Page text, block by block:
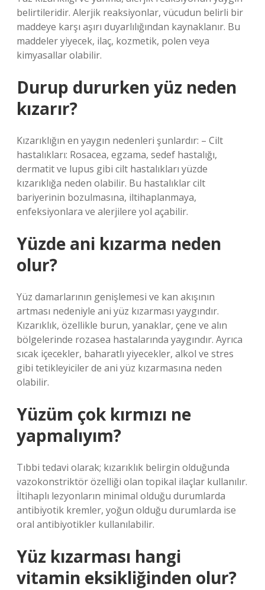
belirtileridir. Alerjik reaksiyonlar, vücudun belirli bir
maddeye karşı aşırı duyarlılığından kaynaklanır. Bu
maddeler yiyecek, ilaç, kozmetik, polen veya
kimyasallar olabilir.
Durup dururken yüz neden
kızarır?
Kızarıklığın en yaygın nedenleri şunlardır: – Cilt
hastalıkları: Rosacea, egzama, sedef hastalığı,
dermatit ve lupus gibi cilt hastalıkları yüzde
kızarıklığa neden olabilir. Bu hastalıklar cilt
bariyerinin bozulmasına, iltihaplanmaya,
enfeksiyonlara ve alerjilere yol açabilir.
Yüzde ani kızarma neden
olur?
Yüz damarlarının genişlemesi ve kan akışının
artması nedeniyle ani yüz kızarması yaygındır.
Kızarıklık, özellikle burun, yanaklar, çene ve alın
bölgelerinde rozasea hastalarında yaygındır. Ayrıca
sıcak içecekler, baharatlı yiyecekler, alkol ve stres
gibi tetikleyiciler de ani yüz kızarmasına neden
olabilir.
Yüzüm çok kırmızı ne
yapmalıyım?
Tıbbi tedavi olarak; kızarıklık belirgin olduğunda
vazokonstriktör özelliği olan topikal ilaçlar kullanılır.
İltihaplı lezyonların minimal olduğu durumlarda
antibiyotik kremler, yoğun olduğu durumlarda ise
oral antibiyotikler kullanılabilir.
Yüz kızarması hangi
vitamin eksikliğinden olur?